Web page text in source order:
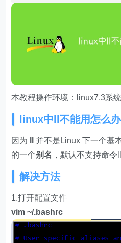
本教程操作环境：linux7.3系
linux中ll不能用怎么办
因为 并不是Linux 下一个基
的一个别名 ，默认不支持命令
解决方法
1.打开配置文件
vim ~/.bashrc